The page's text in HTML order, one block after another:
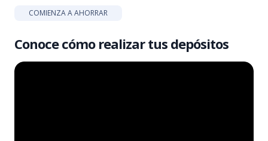
COMIENZA A AHORRAR
Conoce cómo realizar tus depósitos